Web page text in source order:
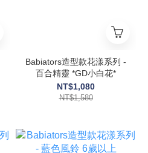
Babiators造型款花漾系列 -
百合精靈 *GD小白花*
NT$1,080
NT$1,580